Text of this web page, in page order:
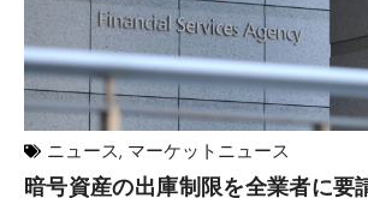
ニュース, マーケットニュース
暗号資産の出庫制限を全業者に要